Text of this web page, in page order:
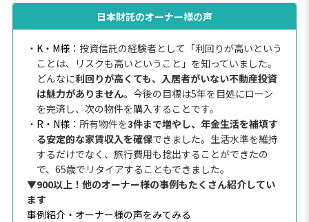
日本財託のオーナー様の声
・ K・M様：投資信託の経験者として「利回りが高いという
ことは、リスクも高いということ」を知っていました。
どんなに利回りが高くても、入居者がいない不動産投資
は魅力がありません。 今後の目標は5年を目処にローン
を完済し、次の物件を購入することです。
・ R・N様：所有物件を3件まで増やし、年金生活を補填す
る安定的な家賃収入を確保できました。生活水準を維持
するだけでなく、旅行費用も捻出することができたの
で、65歳でリタイアすることもできました。
▼900以上！他のオーナー様の事例もたくさん紹介してい
ます
事例紹介・オーナー様の声をみてみる